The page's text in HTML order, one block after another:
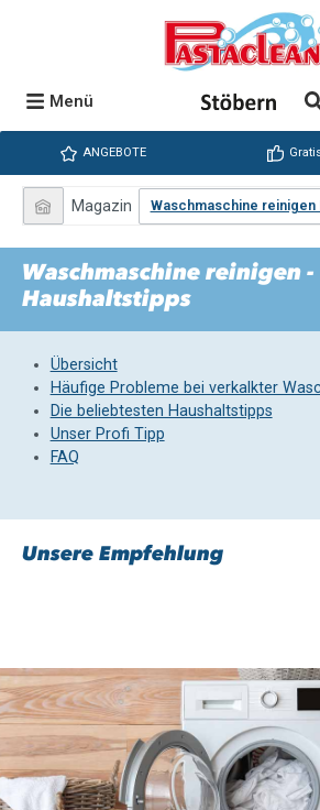
Zum Hauptinhalt springen
Menü
ANGEBOTE
Magazin Waschmaschine reinigen
Waschmaschine reinigen -
Haushaltstipps
Übersicht
Häufige Probleme bei verkalkter
Die beliebtesten Haushaltstipps
Unser Profi Tipp
FAQ
Unsere Empfehlung
Slider überspringen